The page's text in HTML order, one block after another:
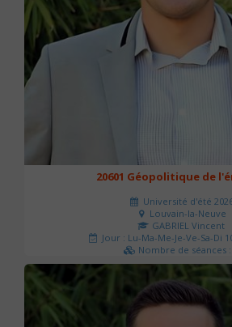
20601 Géopolitique de
Université d'été
Louvain-la-Neuve
GABRIEL Vincent
Jour : Lu-Ma-Me-Je-Ve-Sa-Di
Nombre de séances :
120 €